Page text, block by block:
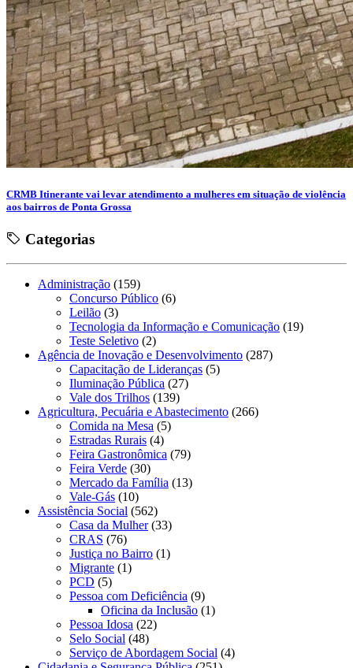
CRMB Itinerante vai levar atendimento a mulheres em situação de violência
aos bairros de Ponta Grossa
Categorias
Administração (159)
Concurso Público (6)
Leilão (3)
Tecnologia da Informação e Comunicação (19)
Teste Seletivo (2)
Agência de Inovação e Desenvolvimento (287)
Capacitação de Lideranças (5)
Iluminação Pública (27)
Vale dos Trilhos (139)
Agricultura, Pecuária e Abastecimento (266)
Comida na Mesa (5)
Estradas Rurais (4)
Feira Gastronômica (79)
Feira Verde (30)
Mercado da Família (13)
Vale-Gás (10)
Assistência Social (562)
Casa da Mulher(33)
CRAS (76)
Justiça no Bairro (1)
Migrante (1)
PCD (5)
Pessoa com Deficiência (9)
Oficina da Inclusão (1)
Pessoa Idosa (22)
Selo Social (48)
Serviço de Abordagem Social (4)